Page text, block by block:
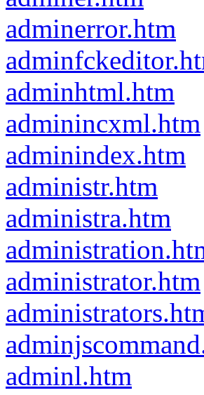
adminerror.htm
adminhtml.htm
adminincxml.htm
adminindex.htm
administr.htm
administra.htm
administrator.htm
adminl.htm